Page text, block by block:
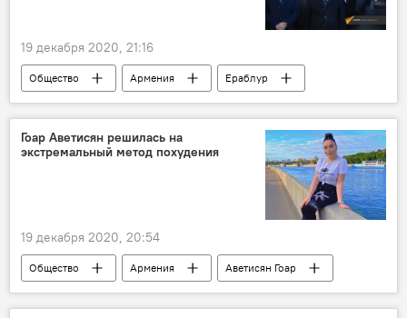
19 декабря 2020, 21:16
Общество Армения
Ераблур
Арарат Мирзоян
парламент
Новости Армения
шествие
Гоар Аветисян решилась на
экстремальный метод похудения
19 декабря 2020, 20:54
Общество Армения Аветисян Гоар